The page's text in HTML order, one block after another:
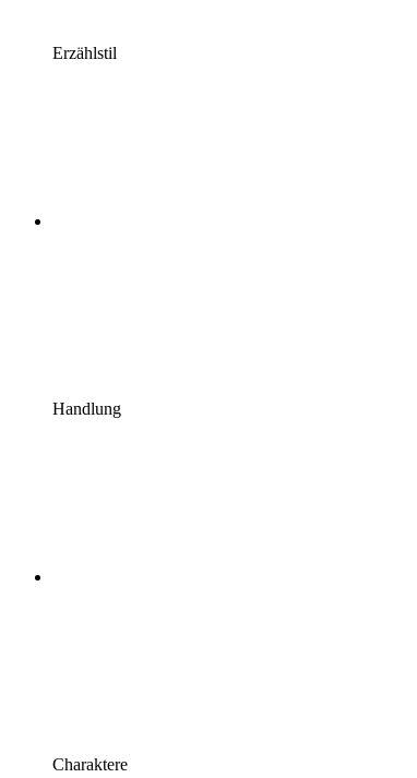
Erzählstil
Handlung
Charaktere